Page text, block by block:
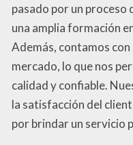
pasado por un proceso
una amplia formación
Además, contamos con
mercado, lo que nos
calidad y confiable.
la satisfacción del
por brindar un servicio